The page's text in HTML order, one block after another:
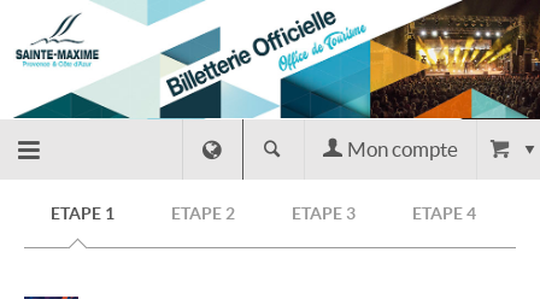
Retour
Mon compte
ETAPE 1 ETAPE 2 ETAPE 3 ETAPE 4